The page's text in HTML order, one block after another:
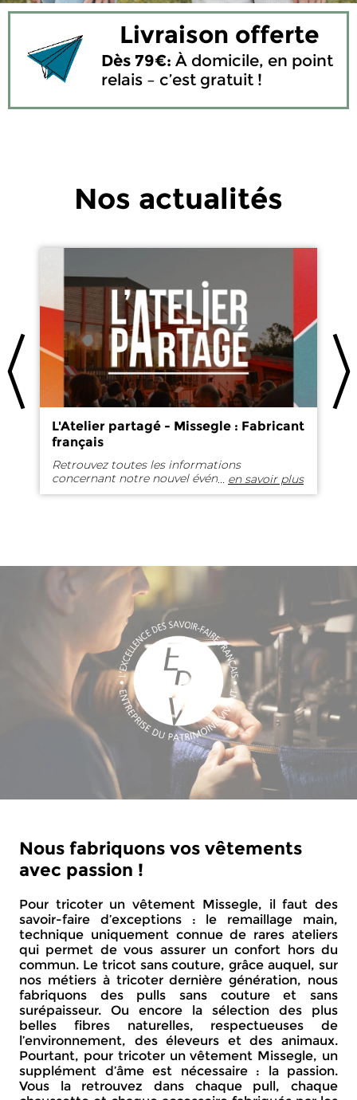
Livraison offerte
Dès 79€: À domicile, en point
relais – c’est gratuit !
Nos actualités
L'Atelier partagé - Missegle : Fabricant
français
Retrouvez toutes les informations
concernant notre nouvel événement
"L'Atelier partagé".
... en savoir plus
Nous fabriquons vos vêtements
avec passion !
Pour tricoter un vêtement Missegle, il faut des
savoir-faire d’exceptions : le remaillage main,
technique uniquement connue de rares ateliers
qui permet de vous assurer un confort hors du
commun. Le tricot sans couture, grâce auquel, sur
nos métiers à tricoter dernière génération, nous
fabriquons des pulls sans couture et sans
surépaisseur. Ou encore la sélection des plus
belles fibres naturelles, respectueuses de
l’environnement, des éleveurs et des animaux.
Pourtant, pour tricoter un vêtement Missegle, un
supplément d’âme est nécessaire : la passion.
Vous la retrouvez dans chaque pull, chaque